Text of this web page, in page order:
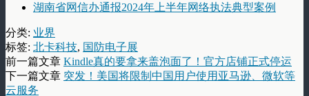
湖南省网信办通报2024年上半年网络执法典型案例
分类: 业界
标签: 北卡科技, 国防电子展
前一篇文章 Kindle真的要拿来盖泡面了！官方店铺正式停运
下一篇文章 突发！美国将限制中国用户使用亚马逊、微软等
云服务